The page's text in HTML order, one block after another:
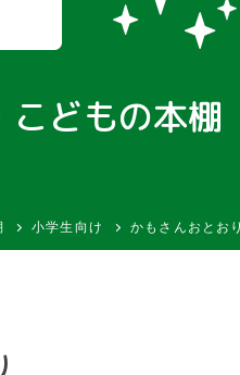
キッズイベント
ハロー
応援隊！
お問い合わせ
こどもの本棚
小学生向け かもさんおとお